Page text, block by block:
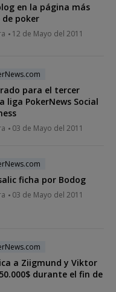
en la página más
poker
12 de Mayo del 2011
para el tercer
liga PokerNews Social
03 de Mayo del 2011
ficha por Bodog
03 de Mayo del 2011
a Ziigmund y Viktor
durante el fin de